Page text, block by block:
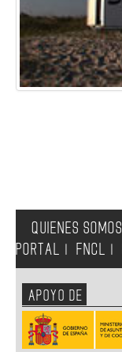
QUIENES SOMOS
PORTAL
FNCL
APOYO DE